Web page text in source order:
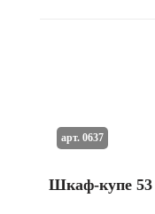
Шкаф-купе 53
арт. 0637